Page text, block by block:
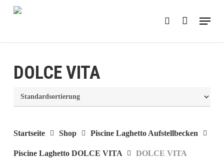
Skip
search
Menu
DOLCE VITA
Startseite Shop Piscine Laghetto Aufstellbecken
Piscine Laghetto DOLCE VITA DOLCE VITA